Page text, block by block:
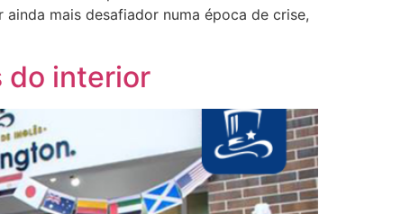
mais desafiador numa época de crise,
do interior